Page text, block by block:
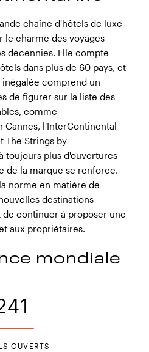
Seattle Bellevue,
Grand Seoul
chaîne d'hôtels de luxe
le charme des voyages
décennies. Elle compte
dans plus de 60 pays, et
comprend un
de figurer sur la liste des
comme
Cannes, l'InterContinental
The Strings by
toujours plus d'ouvertures
de la marque se renforce.
norme en matière de
destinations
continuer à proposer une
aux propriétaires.
mondiale
OUVERTS